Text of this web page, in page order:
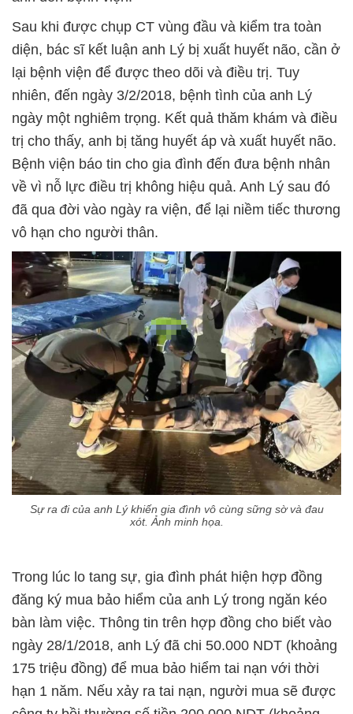
Sau khi được chụp CT vùng đầu và kiểm tra toàn
diện, bác sĩ kết luận anh Lý bị xuất huyết não, cần ở
lại bệnh viện để được theo dõi và điều trị. Tuy
nhiên, đến ngày 3/2/2018, bệnh tình của anh Lý
ngày một nghiêm trọng. Kết quả thăm khám và điều
trị cho thấy, anh bị tăng huyết áp và xuất huyết não.
Bệnh viện báo tin cho gia đình đến đưa bệnh nhân
về vì nỗ lực điều trị không hiệu quả. Anh Lý sau đó
đã qua đời vào ngày ra viện, để lại niềm tiếc thương
vô hạn cho người thân.
Sự ra đi của anh Lý khiến gia đình vô cùng sững sờ và đau
xót. Ảnh minh họa.
Trong lúc lo tang sự, gia đình phát hiện hợp đồng
đăng ký mua bảo hiểm của anh Lý trong ngăn kéo
bàn làm việc. Thông tin trên hợp đồng cho biết vào
ngày 28/1/2018, anh Lý đã chi 50.000 NDT (khoảng
175 triệu đồng) để mua bảo hiểm tai nạn với thời
hạn 1 năm. Nếu xảy ra tai nạn, người mua sẽ được